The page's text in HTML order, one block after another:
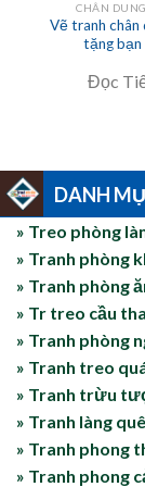
CHÂN
Vẽ tranh chân
tặng bạn
Đọc
DANH
» Treo phòng
» Tranh phòng
» Tranh phòng
» Tr treo cầu
» Tranh phòng
» Tranh treo
» Tranh trừu
» Tranh làng quê
» Tranh phong
» Tranh phong